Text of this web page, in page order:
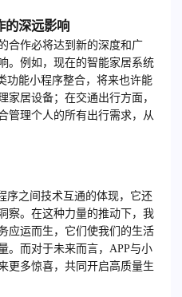
的深远影响
合作必将达到新的深度和广
。例如，现在的智能家居系统
功能小程序整合，将来也许能
家居设备；在交通出行方面，
管理个人的所有出行需求，从
序之间技术互通的体现，它还
察。在这种力量的推动下，我
应运而生，它们使我们的生活
。而对于未来而言，APP与小
更多惊喜，共同开启高质量生